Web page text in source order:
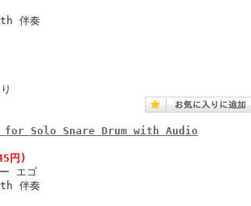
伴奏
Solo Snare Drum with Audio
円)
エゴ
伴奏